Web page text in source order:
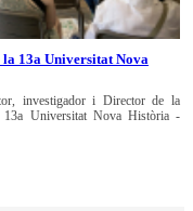
13a Universitat Nova
investigador i Director de la
Universitat Nova Història -